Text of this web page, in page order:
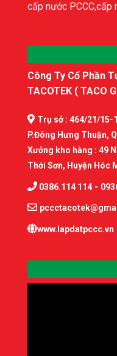
cấp nước PCCC,cấp
Công Ty Cổ Phần
TACOTEK ( TACO
Trụ sở : 464/21/15-
P.Đông Hưng Thuận,
Xưởng kho hàng : 49
Thới Sơn, Huyện Hóc
0386.114 114 -
www.lapdatpccc.vn